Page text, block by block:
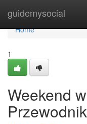
guidemysocial
Home
Home
1
Weekend